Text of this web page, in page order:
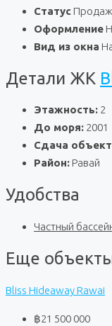
Статус
Оформление
Вид из окна
Детали ЖК
Этажность: 2
До моря: 2001
Сдача
Район: Равай
Удобства
Частный
Еще
Bliss Hideaway Rawai
฿21 500 000